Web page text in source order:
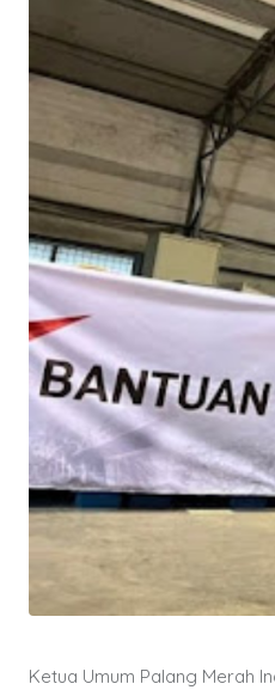
Ketua Umum Palang Merah